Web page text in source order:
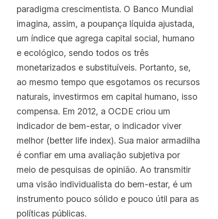
paradigma crescimentista. O Banco Mundial
imagina, assim, a poupança líquida ajustada,
um índice que agrega capital social, humano
e ecológico, sendo todos os três
monetarizados e substituíveis. Portanto, se,
ao mesmo tempo que esgotamos os recursos
naturais, investirmos em capital humano, isso
compensa. Em 2012, a OCDE criou um
indicador de bem-estar, o indicador viver
melhor (better life index). Sua maior armadilha
é confiar em uma avaliação subjetiva por
meio de pesquisas de opinião. Ao transmitir
uma visão individualista do bem-estar, é um
instrumento pouco sólido e pouco útil para as
políticas públicas.